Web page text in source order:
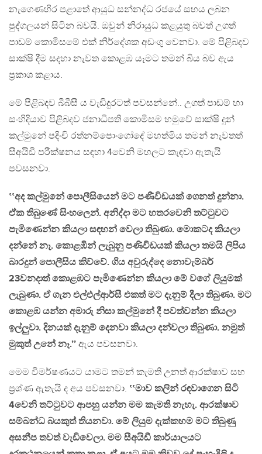
නැගෙණහිර පළාතේ ආයුධ සන්නද්ධ රජයේ සහය ලබන
පුද්ගලයන් සිටින බවයි. ඔවුන් නිරායුධ කළයුතු බවත් උගත්
පාඩම් කොමිසමේ එක් නිර්දේශක අඩංගු වෙනවා. මේ පිළිබදව
සාක්ෂි දීම සදහා නැවත කොළඹ යෑමට තමන් බිය බව ඇය
ප්‍රකාශ කළාය.
මේ පිළිබදව බීබීසී ය වැඩිදුරටත් පවසන්නේ.. උගත් පාඩම් හා
සංහිදියාව පිළිබදව ජනාධිපති කොමිසම හමුවේ සාක්ෂි දුන්
කල්මුනේ පදිංචි රත්නම්පොංගෝදේ මහත්මිය තමන් නැවතත්
සීඅයිඩී පරීක්ෂනය සඳහා 4වෙනි මහලට කැඳවා ඇතැයි
පවසනවා.
‛‛අද කල්මුනේ පොලීසියෙන් මට පණීවිඩයක් ගෙනත් දුන්නා.
ඒක තිබුණේ සිංහලෙන්. අනිද්දා මට හතරවෙනි තට්ටුවට
පැමිණෙන්න කියලා සඳහන් වෙලා තිබුණා. මොකටද කියලා
දන්නේ නෑ. කොළඹින් ලැබුනු පණිවිඩයක් කියලා තමයි ලිපිය
බාරදුන් පොලීසිය කිව්වේ. ගිය අවුරුද්දෙ නොවැම්බර්
23වනදාත් කොළඹට පැමිණෙන්න කියලා මේ වගේ ලියුමක්
ලැබුණා. ඒ ගැන එල්එල්ආර්සී එකත් මට දැනුම් දීලා තිබුණා. මට
කොළඹ යන්න අමාරු නිසා කල්මුනේ දී පවත්වන්න කියලා
ඉල්ලුවා. දිනයක් දැනුම් දෙනවා කියලා දන්වලා තිබුණා. නමුත්
මුකුත් උනේ නෑ.’’ ඇය පවසනවා.
මෙම විමර්ෂණයට යාමට තමන් කැමති උනත් ආරක්ෂාව සහ
ප්‍රශ්ණ ඇතැයි ද අය පවසනවා. ‛‛මාව කලින් රඳවාගෙන සිටි
4වෙනි තට්ටුවට ආපහු යන්න මම කැමති නැහැ. ආරක්ෂාව
සම්බන්ධ බයකුත් තියනවා. මේ ලියුම දැක්කහම මට තිබුණු
අසනීප තවත් වැඩිවෙලා. මම සීඅයිඩී කාර්යාලයට